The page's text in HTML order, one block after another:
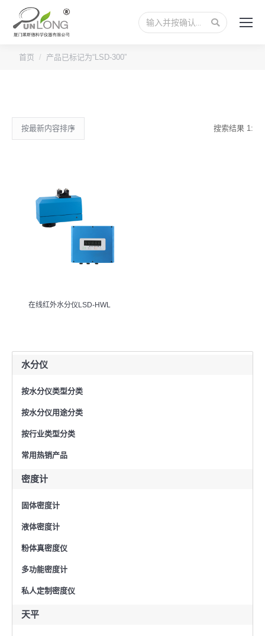
搜
索：
首页 产品已标记为“LSD-300”
搜索结果 1:
在线红外水分仪LSD-HWL
水分仪
按水分仪类型分类
按水分仪用途分类
按行业类型分类
常用热销产品
密度计
固体密度计
液体密度计
粉体真密度仪
多功能密度计
私人定制密度仪
天平